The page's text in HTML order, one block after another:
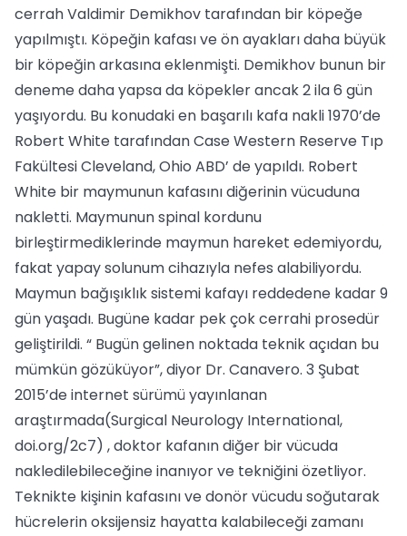
cerrah Valdimir Demikhov tarafından bir köpeğe
yapılmıştı. Köpeğin kafası ve ön ayakları daha büyük
bir köpeğin arkasına eklenmişti. Demikhov bunun bir
deneme daha yapsa da köpekler ancak 2 ila 6 gün
yaşıyordu. Bu konudaki en başarılı kafa nakli 1970’de
Robert White tarafından Case Western Reserve Tıp
Fakültesi Cleveland, Ohio ABD’ de yapıldı. Robert
White bir maymunun kafasını diğerinin vücuduna
nakletti. Maymunun spinal kordunu
birleştirmediklerinde maymun hareket edemiyordu,
fakat yapay solunum cihazıyla nefes alabiliyordu.
Maymun bağışıklık sistemi kafayı reddedene kadar 9
gün yaşadı. Bugüne kadar pek çok cerrahi prosedür
geliştirildi. “ Bugün gelinen noktada teknik açıdan bu
mümkün gözüküyor”, diyor Dr. Canavero. 3 Şubat
2015’de internet sürümü yayınlanan
araştırmada(Surgical Neurology International,
doi.org/2c7) , doktor kafanın diğer bir vücuda
nakledilebileceğine inanıyor ve tekniğini özetliyor.
Teknikte kişinin kafasını ve donör vücudu soğutarak
hücrelerin oksijensiz hayatta kalabileceği zamanı